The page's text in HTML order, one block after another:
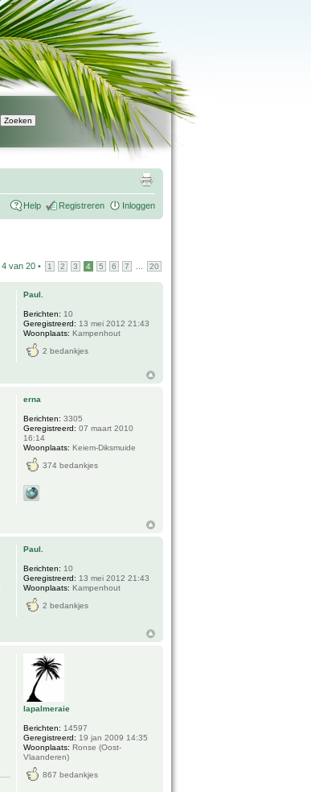
Help Registreren Inloggen
4 van 20 • 1 2 3 4 5 6 7 20
Paul.
Berichten: 10
Geregistreerd: 13 mei 2012 21:43
Woonplaats: Kampenhout
2 bedankjes
erna
Berichten: 3305
Geregistreerd: 07 maart 2010
16:14
Woonplaats: Keiem-Diksmuide
374 bedankjes
Paul.
Berichten: 10
Geregistreerd: 13 mei 2012 21:43
Woonplaats: Kampenhout
2 bedankjes
lapalmeraie
Berichten: 14597
Geregistreerd: 19 jan 2009 14:35
Woonplaats: Ronse (Oost-
Vlaanderen)
867 bedankjes